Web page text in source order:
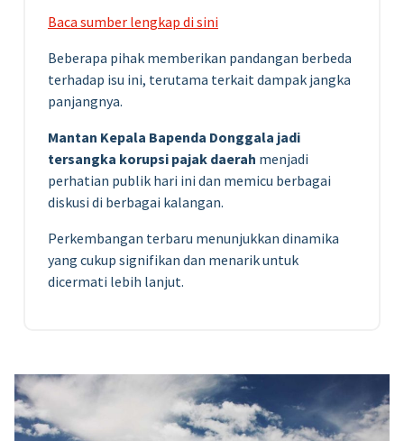
Baca sumber lengkap di sini
Beberapa pihak memberikan pandangan berbeda
terhadap isu ini, terutama terkait dampak jangka
panjangnya.
Mantan Kepala Bapenda Donggala jadi
tersangka korupsi pajak daerah menjadi
perhatian publik hari ini dan memicu berbagai
diskusi di berbagai kalangan.
Perkembangan terbaru menunjukkan dinamika
yang cukup signifikan dan menarik untuk
dicermati lebih lanjut.